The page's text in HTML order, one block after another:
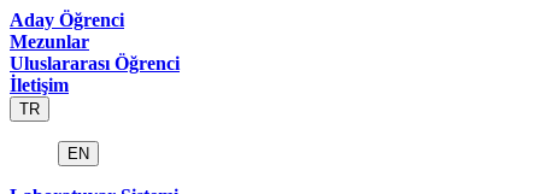
Aday Öğrenci
Mezunlar
Uluslararası Öğrenci
İletişim
TR
EN